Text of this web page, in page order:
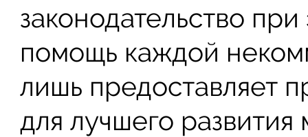
законодательство
помощь каждой
лишь предоставляет
для лучшего развития